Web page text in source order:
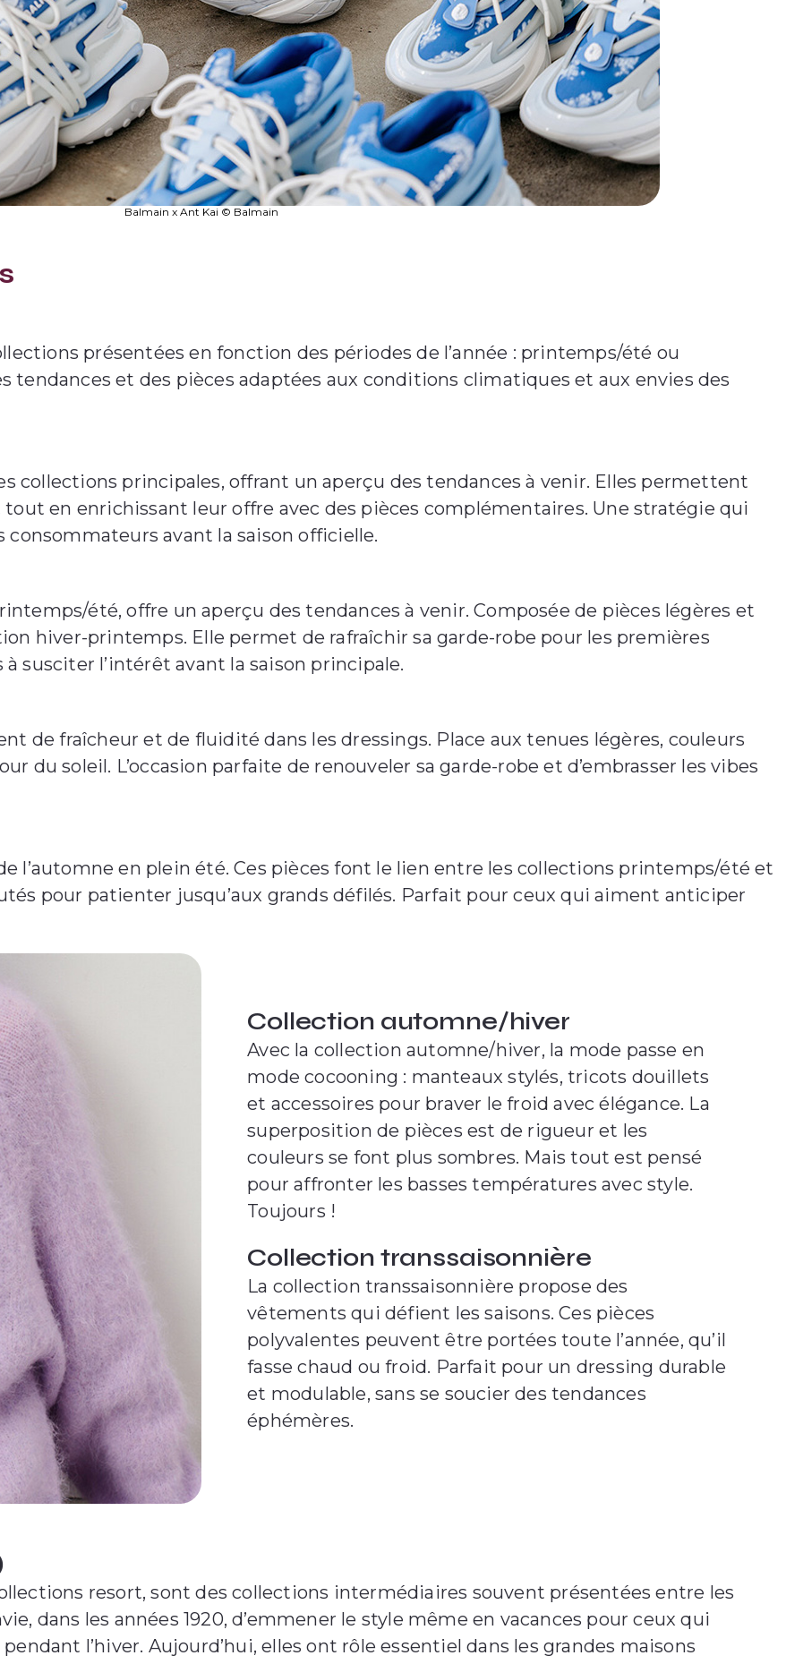
Balmain x Ant Kai © Balmain
présentées en fonction des périodes de l’année : printemps/été ou
tendances et des pièces adaptées aux conditions climatiques et aux envies des
collections principales, offrant un aperçu des tendances à venir. Elles permettent
en enrichissant leur offre avec des pièces complémentaires. Une stratégie qui
consommateurs avant la saison officielle.
été, offre un aperçu des tendances à venir. Composée de pièces légères et
hiver-printemps. Elle permet de rafraîchir sa garde-robe pour les premières
susciter l’intérêt avant la saison principale.
de fraîcheur et de fluidité dans les dressings. Place aux tenues légères, couleurs
du soleil. L’occasion parfaite de renouveler sa garde-robe et d’embrasser les vibes
l’automne en plein été. Ces pièces font le lien entre les collections printemps/été et
pour patienter jusqu’aux grands défilés. Parfait pour ceux qui aiment anticiper
Collection automne/hiver
Avec la collection automne/hiver, la mode passe en
mode cocooning : manteaux stylés, tricots douillets
et accessoires pour braver le froid avec élégance. La
superposition de pièces est de rigueur et les
couleurs se font plus sombres. Mais tout est pensé
pour affronter les basses températures avec style.
Toujours !
Collection transsaisonnière
La collection transsaisonnière propose des
vêtements qui défient les saisons. Ces pièces
polyvalentes peuvent être portées toute l’année, qu’il
fasse chaud ou froid. Parfait pour un dressing durable
et modulable, sans se soucier des tendances
éphémères.
resort, sont des collections intermédiaires souvent présentées entre les
dans les années 1920, d’emmener le style même en vacances pour ceux qui
l’hiver. Aujourd’hui, elles ont rôle essentiel dans les grandes maisons